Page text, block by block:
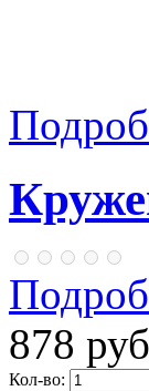
878 руб
Кол-во: